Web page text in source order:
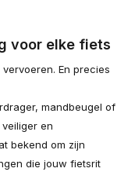
voor elke fiets
En precies
mandbeugel of
en
bekend om zijn
die jouw fietsrit